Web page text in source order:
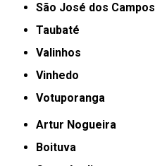
São José dos Campos
Taubaté
Valinhos
Vinhedo
Votuporanga
Artur Nogueira
Boituva